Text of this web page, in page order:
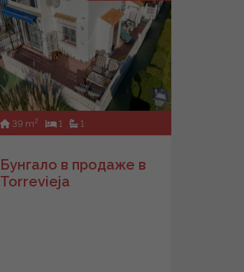
39 m2 1 1
Бунгало в продаже в
Torrevieja